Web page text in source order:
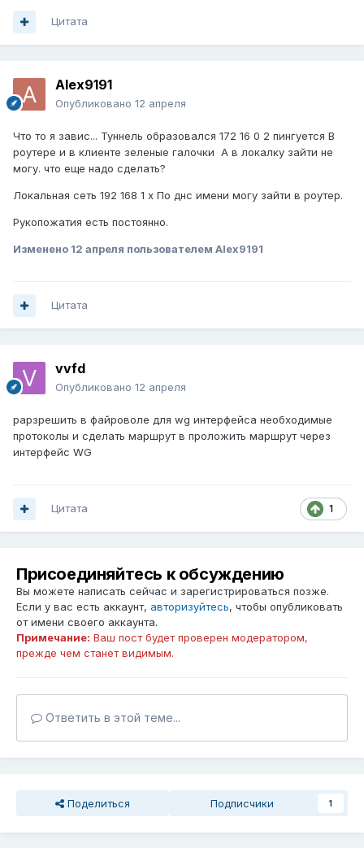
Цитата
Alex9191
Опубликовано 12 апреля
Что то я завис... Туннель образовался 172 16 0 2 пингуется В
роутере и в клиенте зеленые галочки А в локалку зайти не
могу. что еще надо сделать?
Локальная сеть 192 168 1 х По днс имени могу зайти в роутер.
Рукопожатия есть постоянно.
Изменено 12 апреля пользователем Alex9191
Цитата
vvfd
Опубликовано 12 апреля
рарзрешить в файроволе для wg интерфейса необходимые
протоколы и сделать маршрут в проложить маршрут через
интерфейс WG
1
Цитата
Присоединяйтесь к обсуждению
Вы можете написать сейчас и зарегистрироваться позже.
Если у вас есть аккаунт, авторизуйтесь, чтобы опубликовать
от имени своего аккаунта.
Примечание: Ваш пост будет проверен модератором,
прежде чем станет видимым.
Ответить в этой теме...
Поделиться Подписчики 1